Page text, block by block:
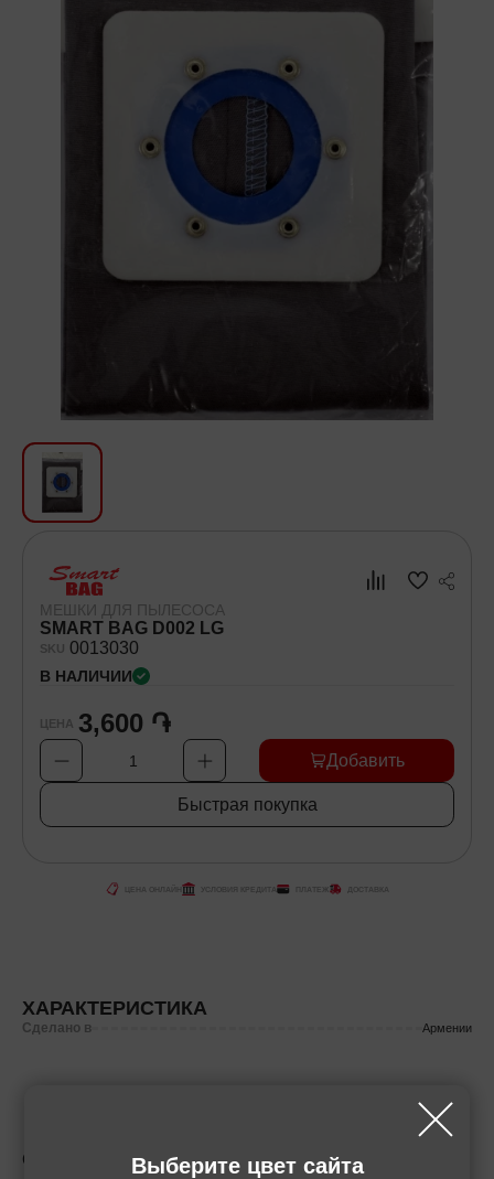
Выберите цвет сайта
Аудиотехника для автомобилей
Санкерамика
Посуда
Самокаты и Гироскутеры
МЕШКИ ДЛЯ ПЫЛЕСОСА
SMART BAG D002 LG
SKU 0013030
В НАЛИЧИИ
ЦЕНА 3,600 ֏
1 Добавить
Быстрая покупка
ЦЕНА ОНЛАЙН УСЛОВИЯ КРЕДИТА ПЛАТЕЖ ДОСТАВКА
ХАРАКТЕРИСТИКА
Сделано в Армении
СОПУТСТВУЮЩИЕ ТОВАРЫ